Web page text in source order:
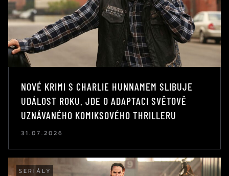
NOVÉ KRIMI S CHARLIE HUNNAMEM SLIBUJE
UDÁLOST ROKU. JDE O ADAPTACI SVĚTOVĚ
UZNÁVANÉHO KOMIKSOVÉHO THRILLERU
31.07.2026
SERIÁLY